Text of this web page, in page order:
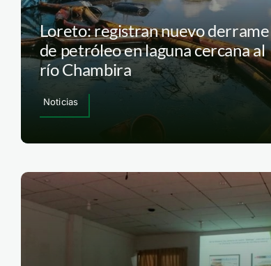
Loreto: registran nuevo derrame
de petróleo en laguna cercana al
río Chambira
Noticias